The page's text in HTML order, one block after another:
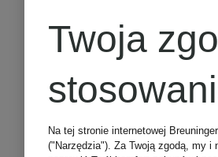
Twoja
Na tej stronie internetowej
("Narzędzia"). Za Twoją zgodą, my